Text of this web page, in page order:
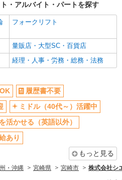
・アルバイト・パートを探す
フォークリフト
量販店・大型SC・百貨店
経理・人事・労務・総務・法務
履歴書不要
ミドル（40代～）活躍中
活かせる（英語以外）
あり
もっと見る
・沖縄 宮崎県 宮崎市 株式会社シ